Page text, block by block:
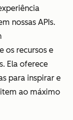
nossas APIs.
os recursos e
Ela oferece
para inspirar e
ao máximo